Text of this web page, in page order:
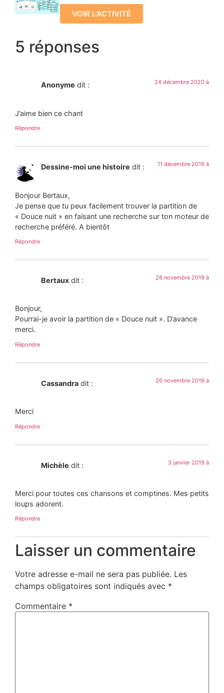
VOIR L'ACTIVITÉ
5 réponses
Anonyme dit : 24 décembre 2020 à
J’aime bien ce chant
Répondre
Dessine-moi une histoire dit : 11 décembre 2019 à
Bonjour Bertaux,
Je pense que tu peux facilement trouver la partition de
« Douce nuit » en faisant une recherche sur ton moteur de
recherche préféré. A bientôt
Répondre
Bertaux dit : 28 novembre 2019 à
Bonjour,
Pourrai-je avoir la partition de « Douce nuit ». D’avance
merci.
Répondre
Cassandra dit : 26 novembre 2019 à
Merci
Répondre
Michèle dit : 3 janvier 2019 à
Merci pour toutes ces chansons et comptines. Mes petits
loups adorent.
Répondre
Laisser un commentaire
Votre adresse e-mail ne sera pas publiée. Les
champs obligatoires sont indiqués avec *
Commentaire *